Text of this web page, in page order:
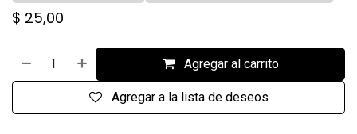
$ 25,00
Agregar al carrito
Agregar a la lista de deseos